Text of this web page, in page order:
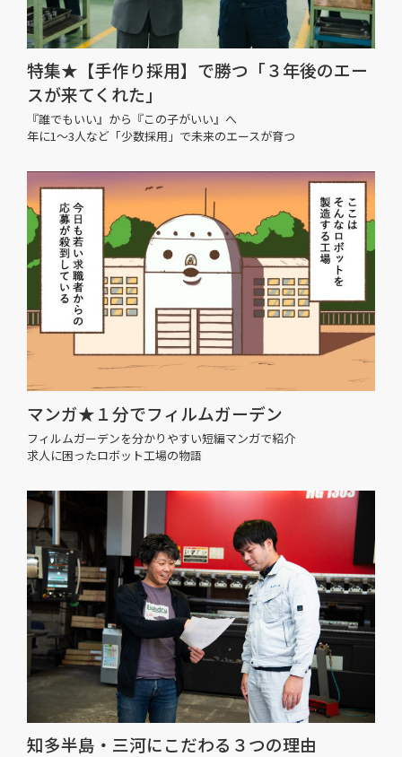
特集★【手作り採用】で勝つ「３年後のエー
スが来てくれた」
『誰でもいい』から『この子がいい』へ
年に1〜3人など「少数採用」で未来のエースが育つ
マンガ★１分でフィルムガーデン
フィルムガーデンを分かりやすい短編マンガで紹介
求人に困ったロボット工場の物語
知多半島・三河にこだわる３つの理由